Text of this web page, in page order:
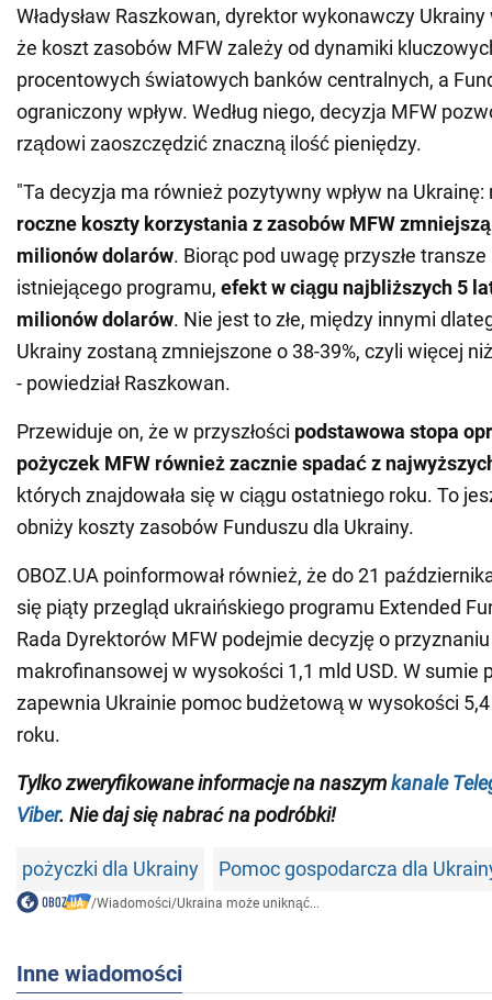
Władysław Raszkowan, dyrektor wykonawczy Ukrainy
że koszt zasobów MFW zależy od dynamiki
procentowych światowych banków centralnych, a
ograniczony wpływ. Według niego, decyzja MFW
rządowi zaoszczędzić znaczną ilość pieniędzy.
"Ta decyzja ma również pozytywny wpływ na Ukrainę:
roczne koszty korzystania z zasobów MFW zmniejszą
milionów dolarów. Biorąc pod uwagę przyszłe
istniejącego programu, efekt w ciągu najbliższych 5
milionów dolarów. Nie jest to złe, między innymi
Ukrainy zostaną zmniejszone o 38-39%, czyli więcej
- powiedział Raszkowan.
Przewiduje on, że w przyszłości podstawowa stopa
pożyczek MFW również zacznie spadać z
których znajdowała się w ciągu ostatniego roku. To
obniży koszty zasobów Funduszu dla Ukrainy.
OBOZ.UA poinformował również, że do 21
się piąty przegląd ukraińskiego programu Extended
Rada Dyrektorów MFW podejmie decyzję o
makrofinansowej w wysokości 1,1 mld USD. W sumie
zapewnia Ukrainie pomoc budżetową w wysokości
roku.
Tylko zweryfikowane informacje na naszymkanale
Viber. Nie daj się nabrać na podróbki!
pożyczki dla Ukrainy Pomoc gospodarcza dla
/Wiadomości/Ukraina może uniknąć...
Inne wiadomości